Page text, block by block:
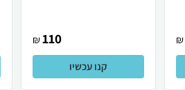
₪
110
₪
קנו עכשיו